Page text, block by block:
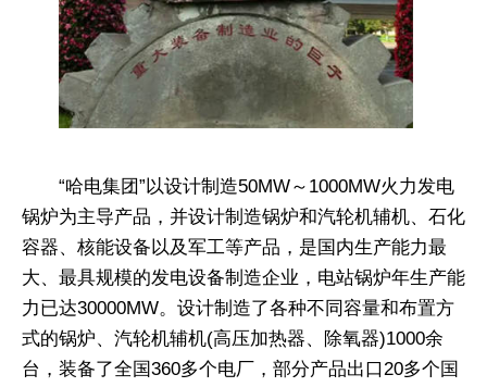
“哈电集团”以设计制造50MW～1000MW火力发电
锅炉为主导产品，并设计制造锅炉和汽轮机辅机、石化
容器、核能设备以及军工等产品，是国内生产能力最
大、最具规模的发电设备制造企业，电站锅炉年生产能
力已达30000MW。设计制造了各种不同容量和布置方
式的锅炉、汽轮机辅机(高压加热器、除氧器)1000余
台，装备了全国360多个电厂，部分产品出口20多个国